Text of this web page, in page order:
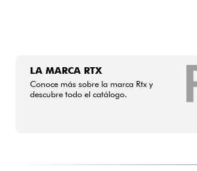
LA MARCA RTX
Conoce más sobre la marca Rtx y
descubre todo el catálogo.